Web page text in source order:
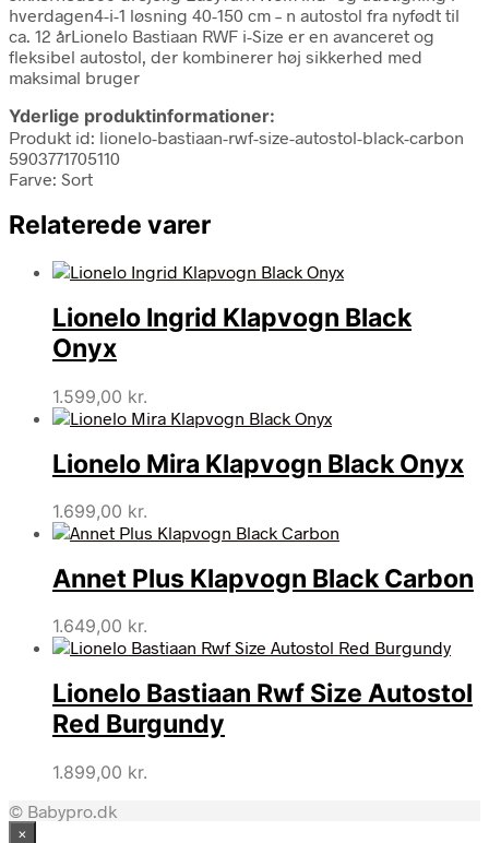
hverdagen4-i-1 løsning 40-150 cm – n autostol fra nyfødt til
ca. 12 årLionelo Bastiaan RWF i-Size er en avanceret og
fleksibel autostol, der kombinerer høj sikkerhed med
maksimal bruger
Yderlige produktinformationer:
Produkt id: lionelo-bastiaan-rwf-size-autostol-black-carbon
5903771705110
Farve: Sort
Relaterede varer
Lionelo Ingrid Klapvogn Black
Onyx
1.599,00 kr.
Lionelo Mira Klapvogn Black Onyx
1.699,00 kr.
Annet Plus Klapvogn Black Carbon
1.649,00 kr.
Lionelo Bastiaan Rwf Size Autostol
Red Burgundy
1.899,00 kr.
© Babypro.dk
×